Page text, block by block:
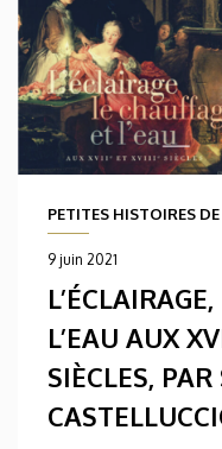
PETITES HISTOIRES
9 juin 2021
L’EAU AUX
SIÈCLES,